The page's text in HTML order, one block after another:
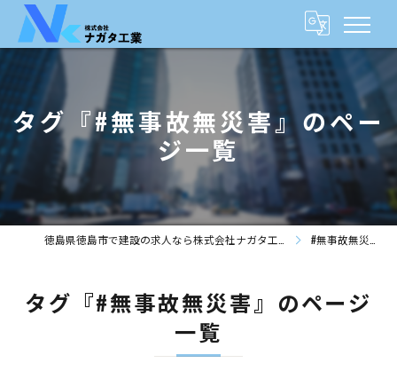
タグ『#無事故無災害』のペー
ジ一覧
#無事故無災害
タグ『#無事故無災害』のページ
一覧